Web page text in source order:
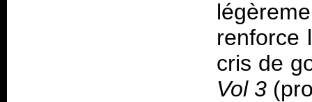
renforce
cris de
Vol 3